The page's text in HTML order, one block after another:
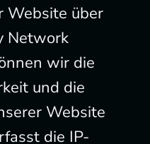
Website über
Network
wir die
und die
Website
die IP-